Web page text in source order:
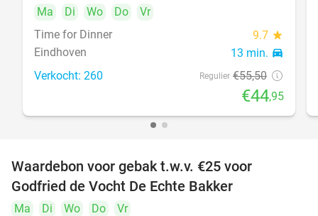
Ma
Di Wo Do
Vr
Time for Dinner
9.7 star
Eindhoven 13 min. directions_car
Verkocht: 260 Regulier €55,50
€44,95
Waardebon voor gebak t.w.v. €25 voor
Godfried de Vocht De Echte Bakker
Ma Di Wo Do
Vr